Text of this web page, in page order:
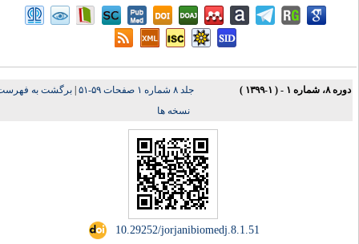
۸، شماره ۱ - ( ۱-۱۳۹۹ ) جلد ۸ شماره ۱ صفحات ۵۹-۵۱ |برگشت به فهرست
نسخه ها
‎ 10.29252/jorjanibiomedj.8.1.51